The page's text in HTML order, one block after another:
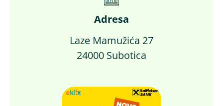
Adresa
Laze Mamužića 27
24000 Subotica